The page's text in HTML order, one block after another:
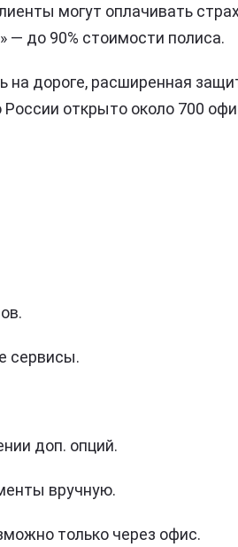
могут оплачивать
— до 90% стоимости полиса.
на дороге, расширенная
открыто около 700
сервисы.
доп. опций.
вручную.
только через офис.